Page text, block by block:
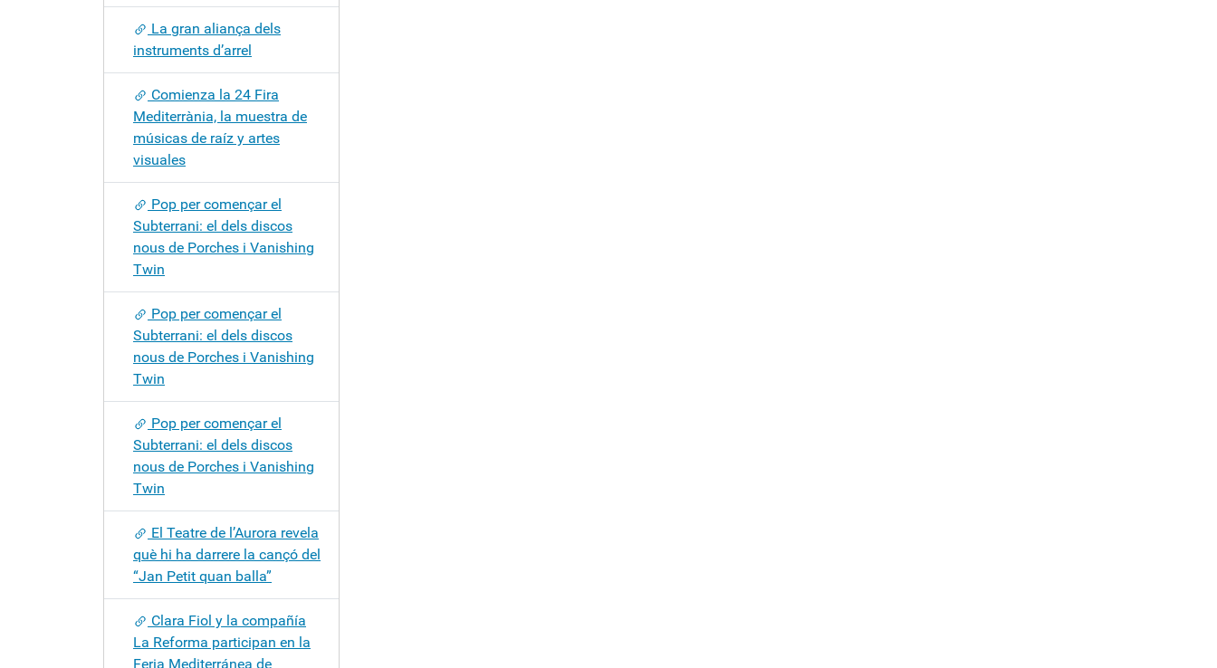
La gran aliança dels
instruments d’arrel
Comienza la 24 Fira
Mediterrània, la muestra de
músicas de raíz y artes
visuales
Pop per començar el
Subterrani: el dels discos
nous de Porches i Vanishing
Twin
Pop per començar el
Subterrani: el dels discos
nous de Porches i Vanishing
Twin
Pop per començar el
Subterrani: el dels discos
nous de Porches i Vanishing
Twin
El Teatre de l’Aurora revela
què hi ha darrere la cançó del
“Jan Petit quan balla”
Clara Fiol y la compañía
La Reforma participan en la
Feria Mediterránea de